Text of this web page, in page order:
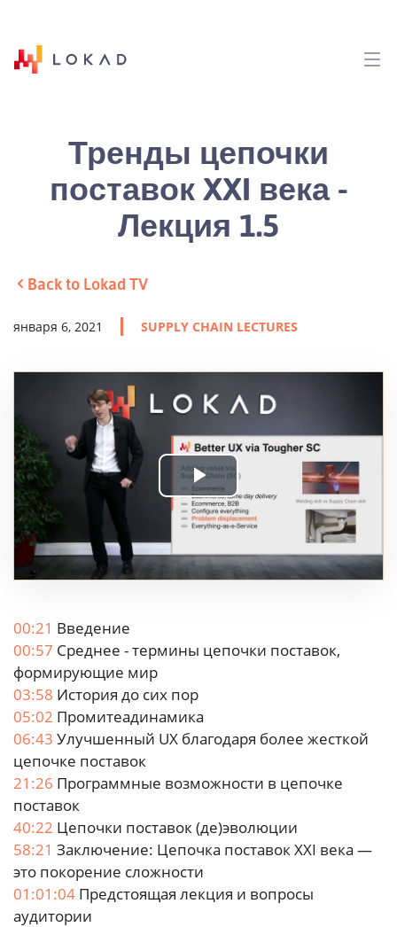
Тренды цепочки
поставок XXI века -
Лекция 1.5
Back to Lokad TV
января 6, 2021 SUPPLY CHAIN LECTURES
Play
Video
00:21 Введение
00:57 Среднее - термины цепочки поставок,
формирующие мир
03:58 История до сих пор
05:02 Промитеадинамика
06:43 Улучшенный UX благодаря более жесткой
цепочке поставок
21:26 Программные возможности в цепочке
поставок
40:22 Цепочки поставок (де)эволюции
58:21 Заключение: Цепочка поставок XXI века —
это покорение сложности
01:01:04 Предстоящая лекция и вопросы
аудитории